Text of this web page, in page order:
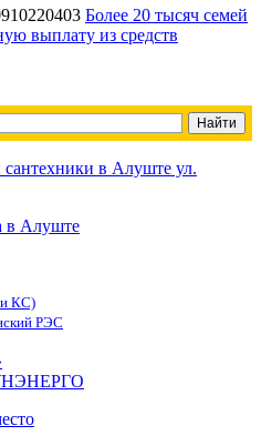
Более 20 тысяч семей
выплату из средств
КС)
РЭС